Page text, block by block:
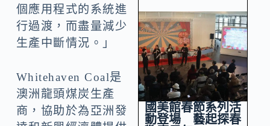
個應用程式的系統進
行過渡，而盡量減少
生產中斷情況。」
Whitehaven Coal是
澳洲龍頭煤炭生產
商，協助於為亞洲發
國美館春節系列活
動登場 藝起探春